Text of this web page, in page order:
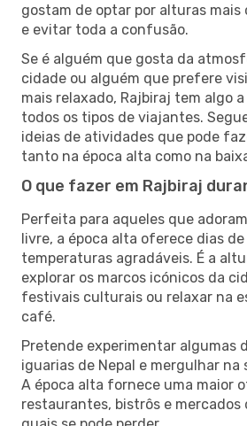
gostam de optar por alturas mais
e evitar toda a confusão.
Se é alguém que gosta da
cidade ou alguém que prefere
mais relaxado, Rajbiraj tem algo
todos os tipos de viajantes.
ideias de atividades que pode
tanto na época alta como na
O que fazer em Rajbiraj
Perfeita para aqueles que
livre, a época alta oferece dias
temperaturas agradáveis. É a
explorar os marcos icónicos da
festivais culturais ou relaxar na
café.
Pretende experimentar algumas
iguarias de Nepal e mergulhar na
A época alta fornece uma maior
restaurantes, bistrôs e mercados